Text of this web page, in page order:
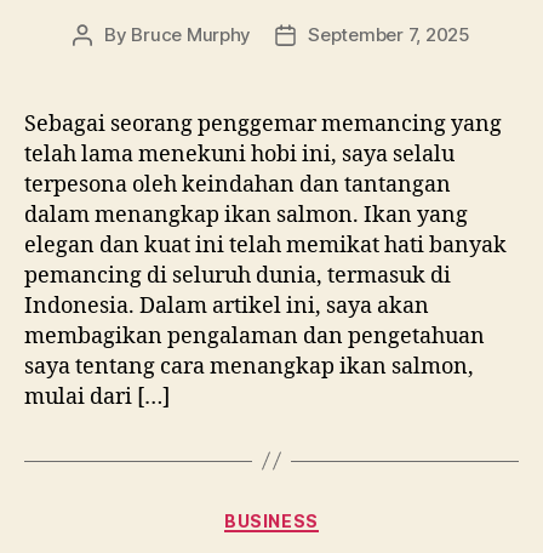
Post
By Bruce Murphy
PostSeptember 7, 2025
Sebagai seorang penggemar memancing yang
telah lama menekuni hobi ini, saya selalu
terpesona oleh keindahan dan tantangan
dalam menangkap ikan salmon. Ikan yang
elegan dan kuat ini telah memikat hati banyak
pemancing di seluruh dunia, termasuk di
Indonesia. Dalam artikel ini, saya akan
membagikan pengalaman dan pengetahuan
saya tentang cara menangkap ikan salmon,
mulai dari […]
Categories
BUSINESS